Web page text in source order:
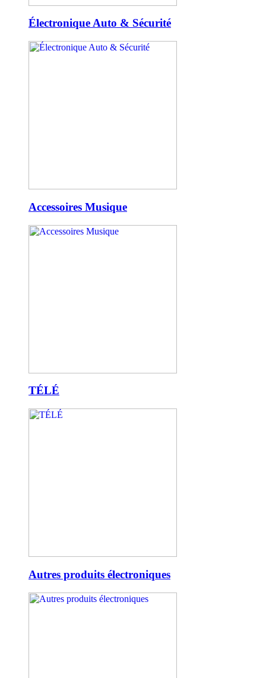
Électronique Auto & Sécurité
Accessoires Musique
TÉLÉ
Autres produits électroniques